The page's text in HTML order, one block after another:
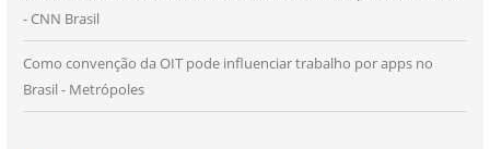
- CNN Brasil
Como convenção da OIT pode influenciar trabalho por apps no
Brasil - Metrópoles